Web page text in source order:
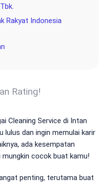
Rakyat Indonesia
Rating!
Cleaning Service di Intan
lulus dan ingin memulai karir
ada kesempatan
mungkin cocok buat kamu!
penting, terutama buat